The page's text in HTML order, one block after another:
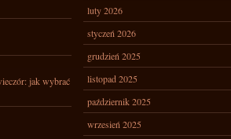
jak wybrać
luty 2026
styczeń 2026
grudzień 2025
listopad 2025
październik 2025
wrzesień 2025